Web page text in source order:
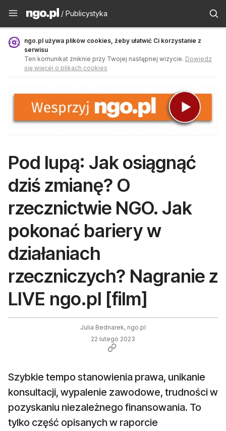
Publicystyka - ngo.pl
/ Publicystyka
ngo.pl używa plików cookies, żeby ułatwić Ci korzystanie z
serwisu
Ten komunikat zniknie przy Twojej następnej wizycie. Dowiedz
się więcej o plikach cookies
Pod lupą: Jak osiągnąć
dziś zmianę? O
rzecznictwie NGO. Jak
pokonać bariery w
działaniach
rzeczniczych? Nagranie z
LIVE ngo.pl [film]
Julia Bednarek, ngo.pl
22 lutego 2023
Szybkie tempo stanowienia prawa, unikanie
konsultacji, wypalenie zawodowe, trudności w
pozyskaniu niezależnego finansowania. To
tylko część opisanych w raporcie